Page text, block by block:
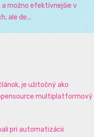
a možno efektívnejšie v
ale de...
je užitočný ako
multiplatformový
pri automatizácii